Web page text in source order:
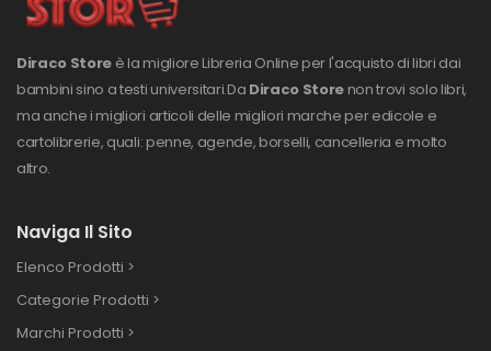
Diraco Store è la migliore Libreria Online per l'acquisto di libri dai
bambini sino a testi universitari.Da Diraco Store non trovi solo libri,
ma anche i migliori articoli delle migliori marche per edicole e
cartolibrerie, quali: penne, agende, borselli, cancelleria e molto
altro.
Naviga Il Sito
Elenco Prodotti >
Categorie Prodotti >
Marchi Prodotti >